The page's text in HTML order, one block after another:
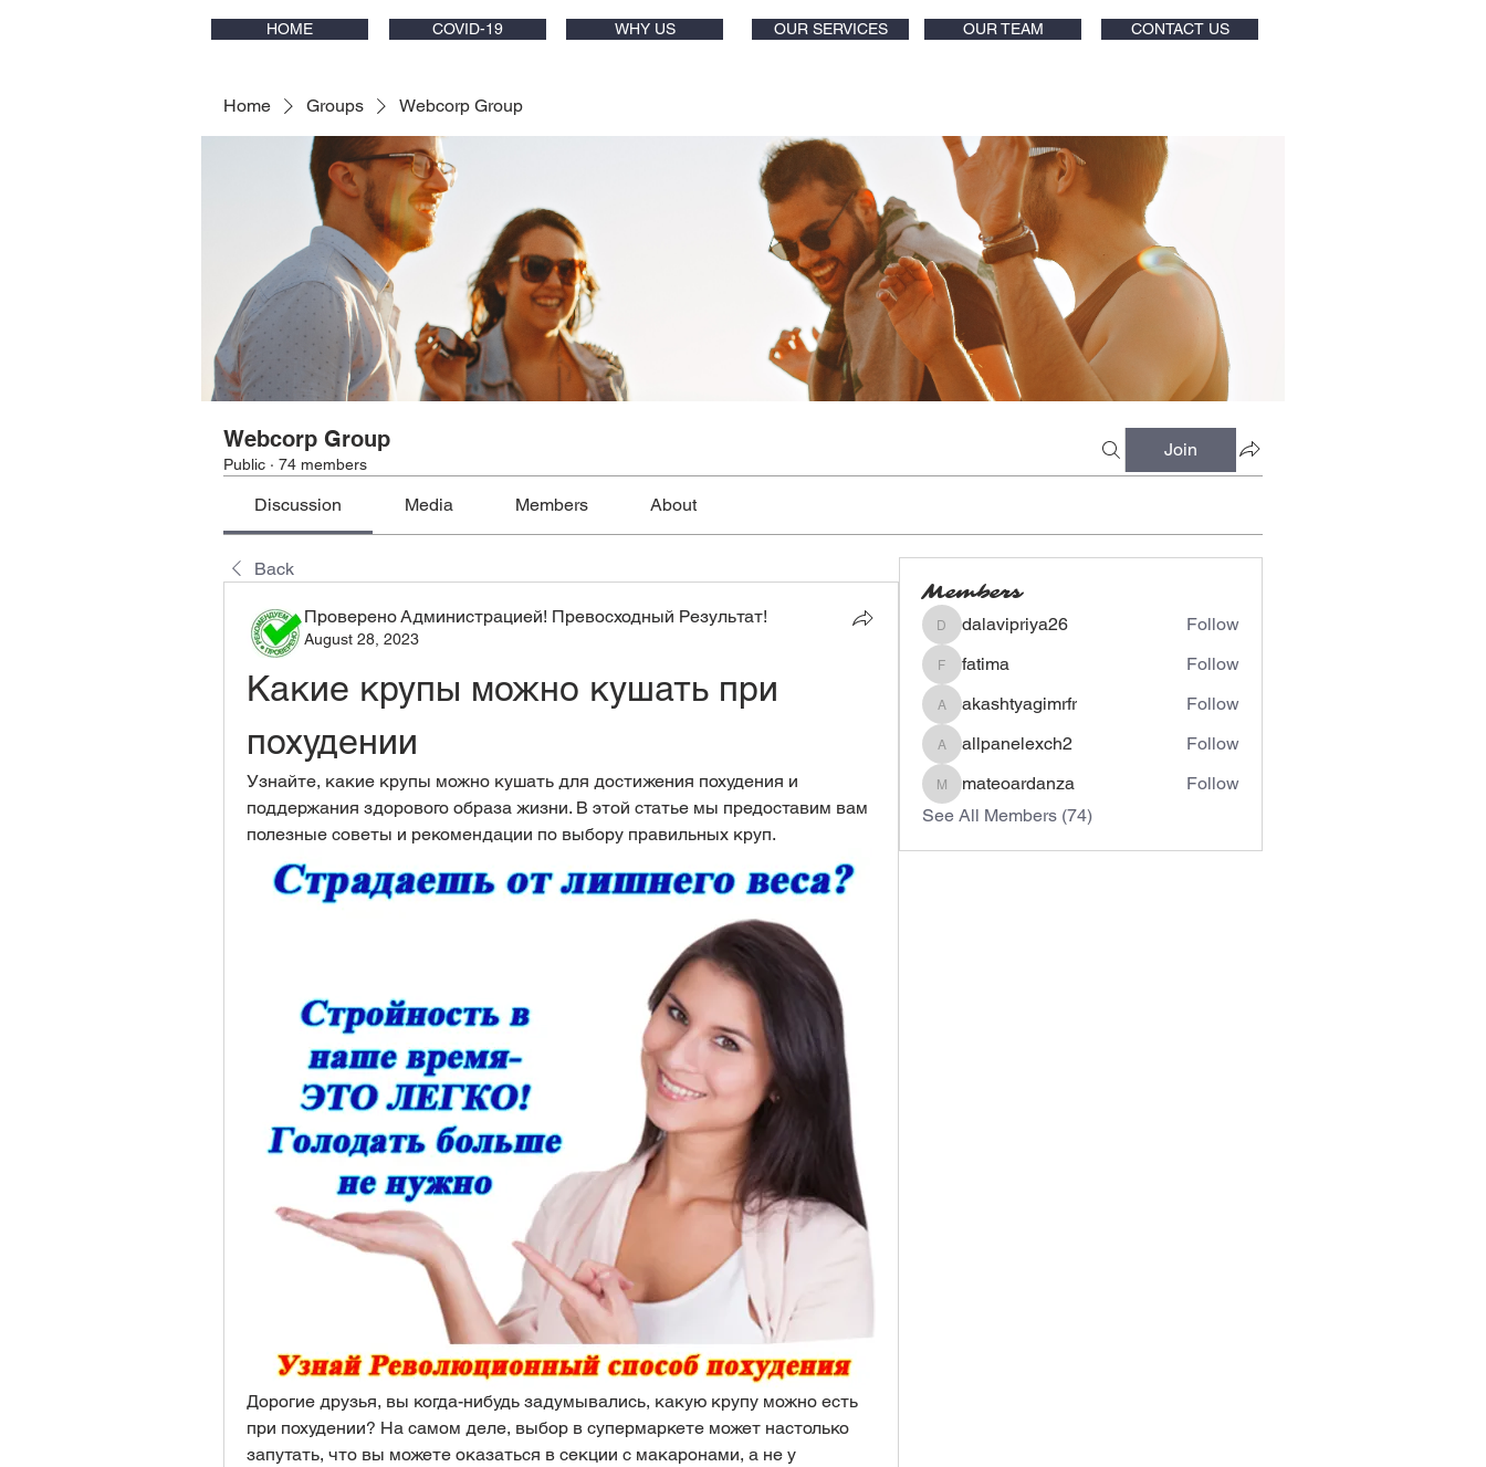
HOME COVID-19 WHY US OUR SERVICES OUR TEAM CONTACT US
Home Groups Webcorp Group
Webcorp Group
Public · 74 members
Join
Discussion Media Members About
Back
Проверено Администрацией! Превосходный Результат!
August 28, 2023
Какие крупы можно кушать при
похудении
Узнайте, какие крупы можно кушать для достижения похудения и
поддержания здорового образа жизни. В этой статье мы предоставим вам
полезные советы и рекомендации по выбору правильных круп.
Дорогие друзья, вы когда-нибудь задумывались, какую крупу можно есть
при похудении? На самом деле, выбор в супермаркете может настолько
запутать, что вы можете оказаться в секции с макаронами, а не у
Members
dalavipriya26
dalavipriya26 Follow
fatima
fatima Follow
akashtyagimrfr
akashtyagimrfr Follow
allpanelexch2
allpanelexch2 Follow
mateoardanza
mateoardanza
Follow
See All Members (74)